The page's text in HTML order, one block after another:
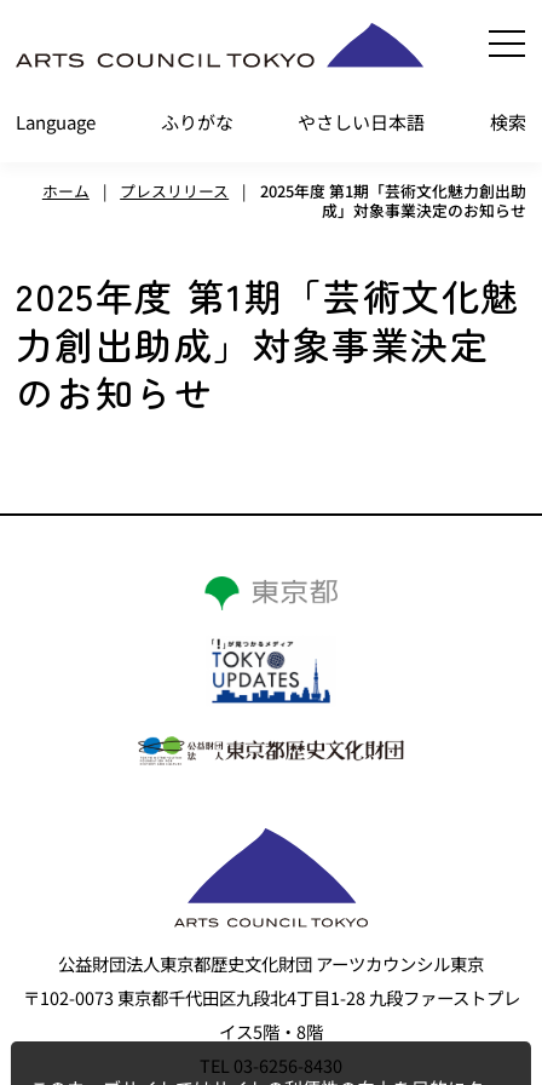
Language ふりがな やさしい日本語 検索
ホーム | プレスリリース |
2025年度 第1期「芸術文化魅力創出助
成」対象事業決定のお知らせ
2025年度 第1期「芸術文化魅
力創出助成」対象事業決定
のお知らせ
公益財団法人東京都歴史文化財団 アーツカウンシル東京
〒102-0073 東京都千代田区九段北4丁目1-28 九段ファーストプレ
イス5階・8階
TEL 03-6256-8430